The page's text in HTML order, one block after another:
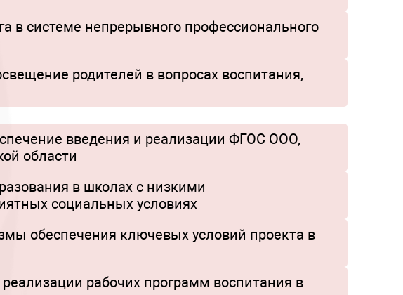
в системе непрерывного профессионального
родителей в вопросах воспитания,
введения и реализации ФГОС ООО,
области
в школах с низкими
социальных условиях
обеспечения ключевых условий проекта в
рабочих программ воспитания в